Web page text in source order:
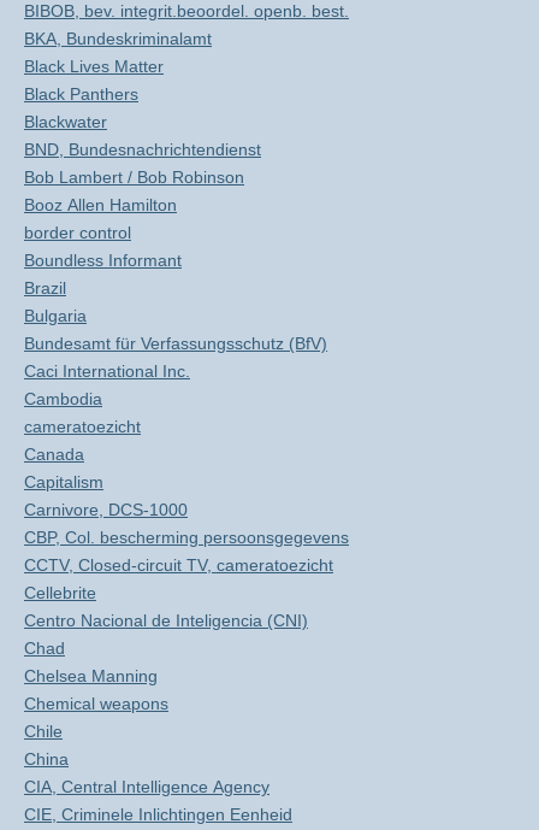
BIBOB, bev. integrit.beoordel. openb. best.
BKA, Bundeskriminalamt
Black Lives Matter
Black Panthers
Blackwater
BND, Bundesnachrichtendienst
Bob Lambert / Bob Robinson
Booz Allen Hamilton
border control
Boundless Informant
Brazil
Bulgaria
Bundesamt für Verfassungsschutz (BfV)
Caci International Inc.
Cambodia
cameratoezicht
Canada
Capitalism
Carnivore, DCS-1000
CBP, Col. bescherming persoonsgegevens
CCTV, Closed-circuit TV, cameratoezicht
Cellebrite
Centro Nacional de Inteligencia (CNI)
Chad
Chelsea Manning
Chemical weapons
Chile
China
CIA, Central Intelligence Agency
CIE, Criminele Inlichtingen Eenheid